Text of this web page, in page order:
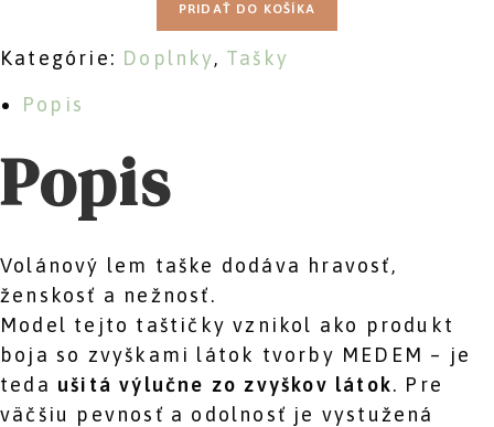
Taška
volánom
PRIDAŤ DO KOŠÍKA
Kategórie: Doplnky, Tašky
Popis
Popis
Volánový lem taške dodáva hravosť,
ženskosť a nežnosť.
Model tejto taštičky vznikol ako produkt
boja so zvyškami látok tvorby MEDEM – je
teda ušitá výlučne zo zvyškov látok. Pre
väčšiu pevnosť a odolnosť je vystužená